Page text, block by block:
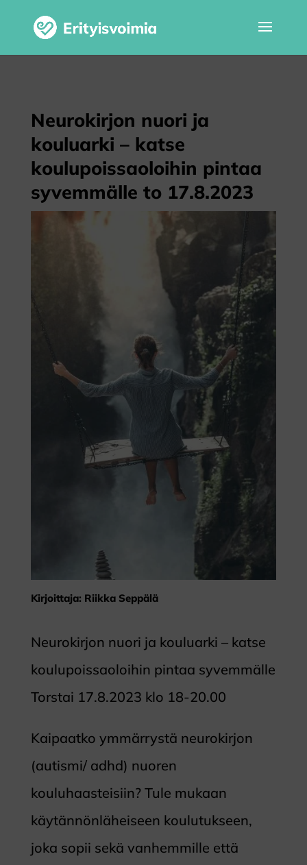
Neurokirjon nuori ja
kouluarki – katse
koulupoissaoloihin pintaa
syvemmälle to 17.8.2023
Kirjoittaja: Riikka Seppälä
Neurokirjon nuori ja kouluarki – katse
koulupoissaoloihin pintaa syvemmälle
Torstai 17.8.2023 klo 18-20.00
Kaipaatko ymmärrystä neurokirjon
(autismi/ adhd) nuoren
kouluhaasteisiin? Tule mukaan
käytännönläheiseen koulutukseen,
joka sopii sekä vanhemmille että